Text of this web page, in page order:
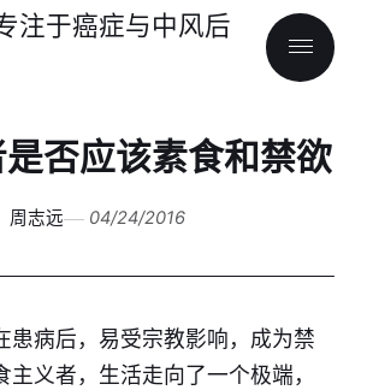
于癌症与中风后
否应该素食和禁欲
周志远 04/24/2016
患病后，易受宗教影响，成为禁
主义者，生活走向了一个极端，